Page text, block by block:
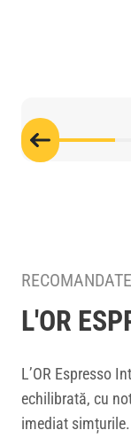
L'OR
L’OR Espresso
echilibrată, cu
imediat